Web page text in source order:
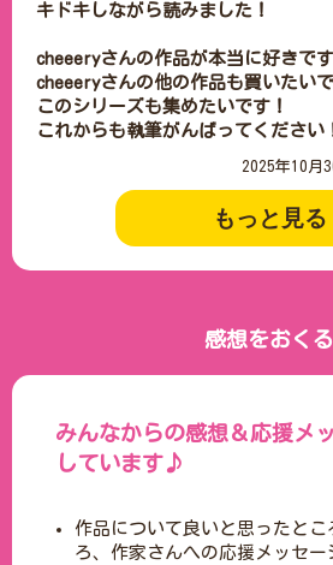
キドキしながら読みました！
cheeeryさんの作品が本当に好きです
cheeeryさんの他の作品も買いたい
このシリーズも集めたいです！
これからも執筆がんばってください
2025年10月
もっと見る
感想をおくる
みんなからの感想＆応援メ
しています♪
作品について良いと思ったとこ
ろ、作家さんへの応援メッセー